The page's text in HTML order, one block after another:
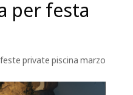
per festa
feste private piscina marzo